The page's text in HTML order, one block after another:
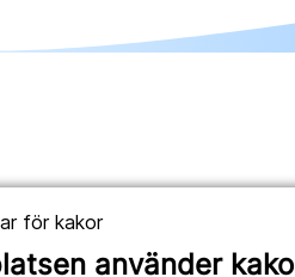
för kakor
använder